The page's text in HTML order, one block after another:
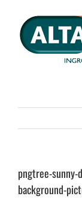
contenuto
pngtree-sunny-
background-